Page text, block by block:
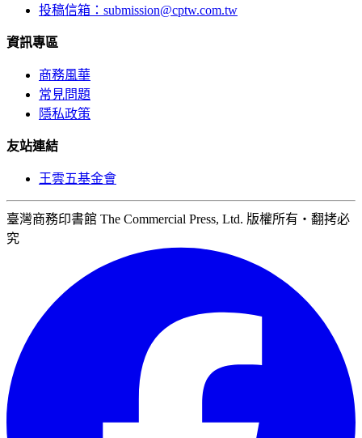
投稿信箱： submission@cptw.com.tw
資訊專區
商務風華
常見問題
隱私政策
友站連結
王雲五基金會
臺灣商務印書館 The Commercial Press, Ltd. 版權所有‧翻拷必
究